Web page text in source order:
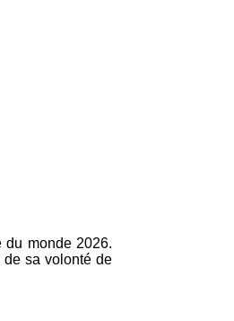
du monde 2026.
de sa volonté de